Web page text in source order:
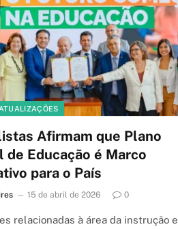
Afirmam que Plano
de Educação é Marco
para o País
15 de abril de 2026 0
relacionadas à área da instrução e